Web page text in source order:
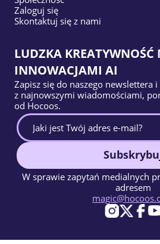
Zaloguj się
Skontaktuj się z nami
LUDZKA
INNOWACJAMI AI
Zapisz się do naszego newslettera
z najnowszymi wiadomościami,
od Hocoos.
W sprawie zapytań medialnych
adresem